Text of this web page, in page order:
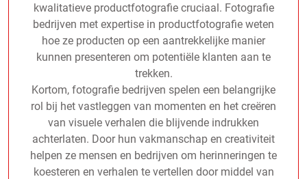
kwalitatieve productfotografie cruciaal. Fotografie
bedrijven met expertise in productfotografie weten
hoe ze producten op een aantrekkelijke manier
kunnen presenteren om potentiële klanten aan te
trekken.
Kortom, fotografie bedrijven spelen een belangrijke
rol bij het vastleggen van momenten en het creëren
van visuele verhalen die blijvende indrukken
achterlaten. Door hun vakmanschap en creativiteit
helpen ze mensen en bedrijven om herinneringen te
koesteren en verhalen te vertellen door middel van